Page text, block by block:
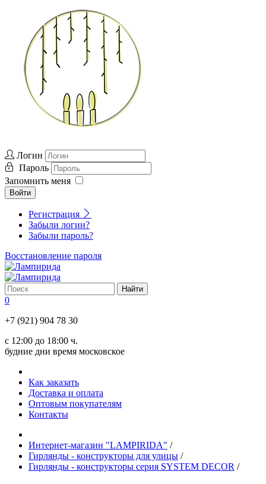
Логин
Пароль
Запомнить меня
Войти
Регистрация
Забыли логин?
Забыли пароль?
Восстановление пароля
0
+7 (921) 904 78 30
с 12:00 до 18:00 ч.
будние дни время московское
Как заказать
Доставка и оплата
Оптовым покупателям
Контакты
Интернет-магазин "LAMPIRIDA" /
Гирлянды - конструкторы для улицы /
Гирлянды - конструкторы серия SYSTEM DECOR /